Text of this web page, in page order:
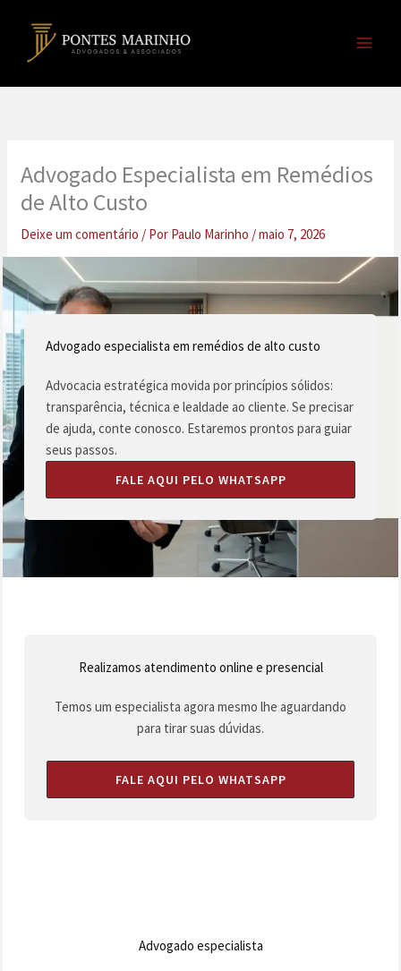
Advogado Especialista em Remédios
de Alto Custo
Deixe um comentário / Por Paulo Marinho /maio 7, 2026
Advogado especialista em remédios de alto custo
Advocacia estratégica movida por princípios sólidos:
transparência, técnica e lealdade ao cliente. Se precisar
de ajuda, conte conosco. Estaremos prontos para guiar
seus passos.
FALE AQUI PELO WHATSAPP
Realizamos atendimento online e presencial
Temos um especialista agora mesmo lhe aguardando
para tirar suas dúvidas.
FALE AQUI PELO WHATSAPP
Advogado especialista